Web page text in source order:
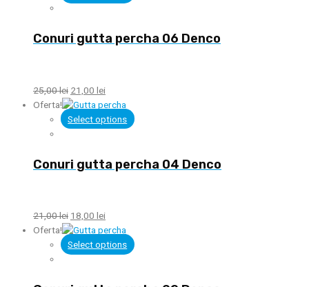
Conuri gutta percha 06 Denco
25,00lei 21,00 lei
Oferta!
Select options
Conuri gutta percha 04 Denco
21,00lei 18,00 lei
Oferta!
Select options